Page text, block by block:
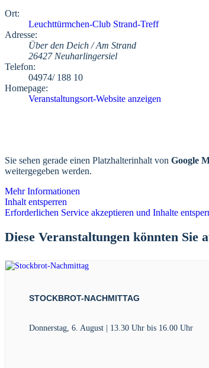
Ort:
Leuchttürmchen-Club Strand-Treff
Adresse:
Über den Deich / Am Strand
26427 Neuharlingersiel
Telefon:
04974/ 188 10
Homepage:
Veranstaltungsort-Website anzeigen
Sie sehen gerade einen Platzhalterinhalt von Google
weitergegeben werden.
Mehr Informationen
Inhalt entsperren
Erforderlichen Service akzeptieren und Inhalte
Diese Veranstaltungen könnten Sie
STOCKBROT-NACHMITTAG
Donnerstag, 6. August | 13.30 Uhrbis 16.00 Uhr